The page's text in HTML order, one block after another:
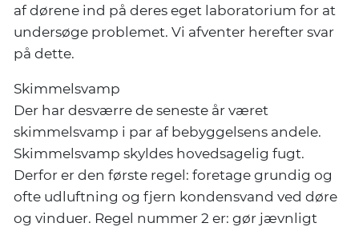
af dørene ind på deres eget laboratorium for at
undersøge problemet. Vi afventer herefter svar
på dette.
Skimmelsvamp
Der har desværre de seneste år været
skimmelsvamp i par af bebyggelsens andele.
Skimmelsvamp skyldes hovedsagelig fugt.
Derfor er den første regel: foretage grundig og
ofte udluftning og fjern kondensvand ved døre
og vinduer. Regel nummer 2 er: gør jævnligt